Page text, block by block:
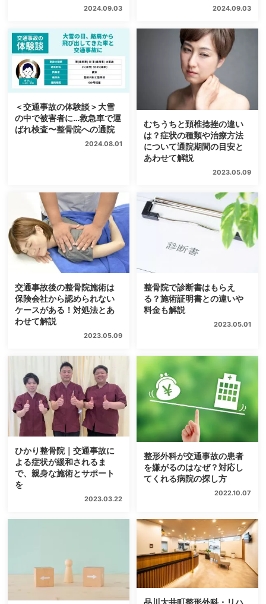
2024.09.03 2024.09.03
＜交通事故の体験談＞大雪
の中で被害者に…救急車で運
ばれ検査〜整骨院への通院
2024.08.01
むちうちと頚椎捻挫の違い
は？症状の種類や治療方法
について通院期間の目安と
あわせて解説
2023.05.09
交通事故後の整骨院施術は
保険会社から認められない
ケースがある！対処法とあ
わせて解説
2023.05.09
整骨院で診断書はもらえ
る？施術証明書との違いや
料金も解説
2023.05.01
ひかり整骨院｜交通事故に
よる症状が緩和されるま
で、親身な施術とサポート
を
2023.03.22
整形外科が交通事故の患者
を嫌がるのはなぜ？対応し
てくれる病院の探し方
2022.10.07
品川大井町整形外科・リハ